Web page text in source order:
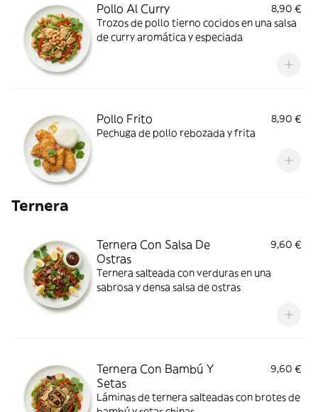
Pollo Al Curry
8,90 €
Trozos de pollo tierno cocidos en una salsa
de curry aromática y especiada
Pollo Frito
8,90 €
Pechuga de pollo rebozada y frita
Ternera
Ternera Con Salsa De
Ostras
9,60 €
Ternera salteada con verduras en una
sabrosa y densa salsa de ostras
Ternera Con Bambú Y
Setas
9,60 €
Láminas de ternera salteadas con brotes de